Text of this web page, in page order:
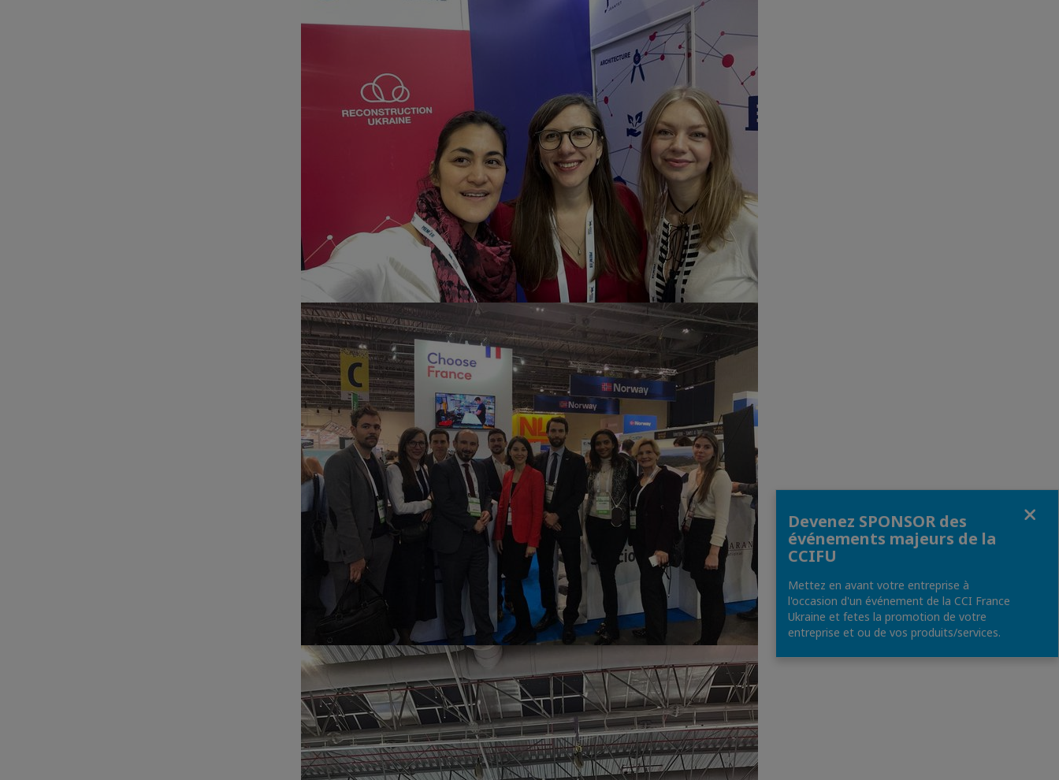
Devenez SPONSOR des
événements majeurs de la
CCIFU
Mettez en avant votre entreprise à
l'occasion d'un événement de la CCI France
Ukraine et fetes la promotion de votre
entreprise et ou de vos produits/services.